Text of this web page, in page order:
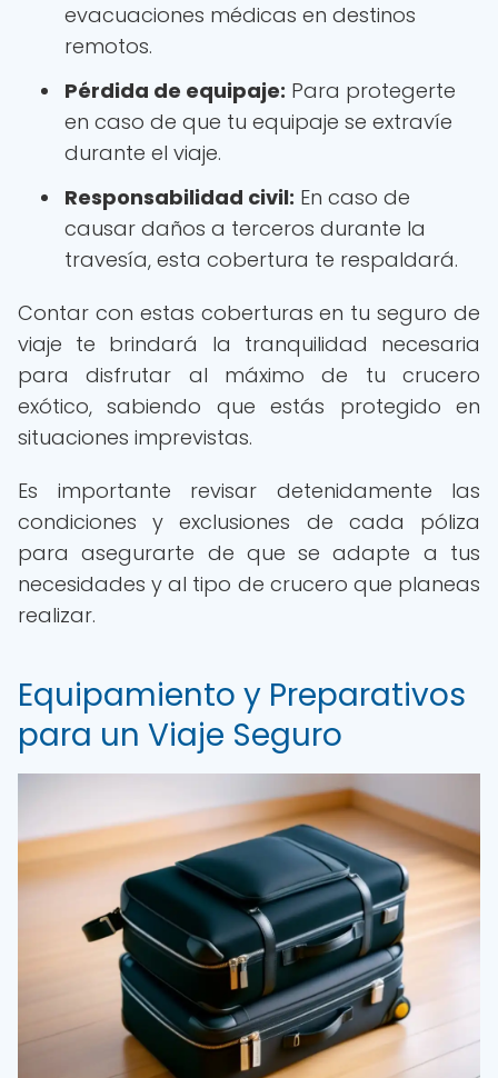
evacuaciones médicas en destinos
remotos.
Pérdida de equipaje: Para protegerte
en caso de que tu equipaje se extravíe
durante el viaje.
Responsabilidad civil: En caso de
causar daños a terceros durante la
travesía, esta cobertura te respaldará.
Contar con estas coberturas en tu seguro de
viaje te brindará la tranquilidad necesaria
para disfrutar al máximo de tu crucero
exótico, sabiendo que estás protegido en
situaciones imprevistas.
Es importante revisar detenidamente las
condiciones y exclusiones de cada póliza
para asegurarte de que se adapte a tus
necesidades y al tipo de crucero que planeas
realizar.
Equipamiento y Preparativos
para un Viaje Seguro